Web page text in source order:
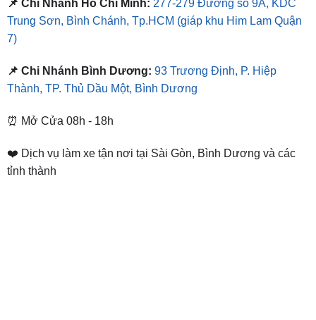
📌 Chi Nhánh Hồ Chí Minh: 277-279 Đường số 9A, KDC
Trung Sơn, Bình Chánh, Tp.HCM (giáp khu Him Lam Quận
7)
📌 Chi Nhánh Bình Dương: 93 Trương Định, P. Hiệp
Thành, TP. Thủ Dầu Một, Bình Dương
⏰ Mở Cửa 08h - 18h
❤️ Dịch vụ làm xe tận nơi tại Sài Gòn, Bình Dương và các
tỉnh thành